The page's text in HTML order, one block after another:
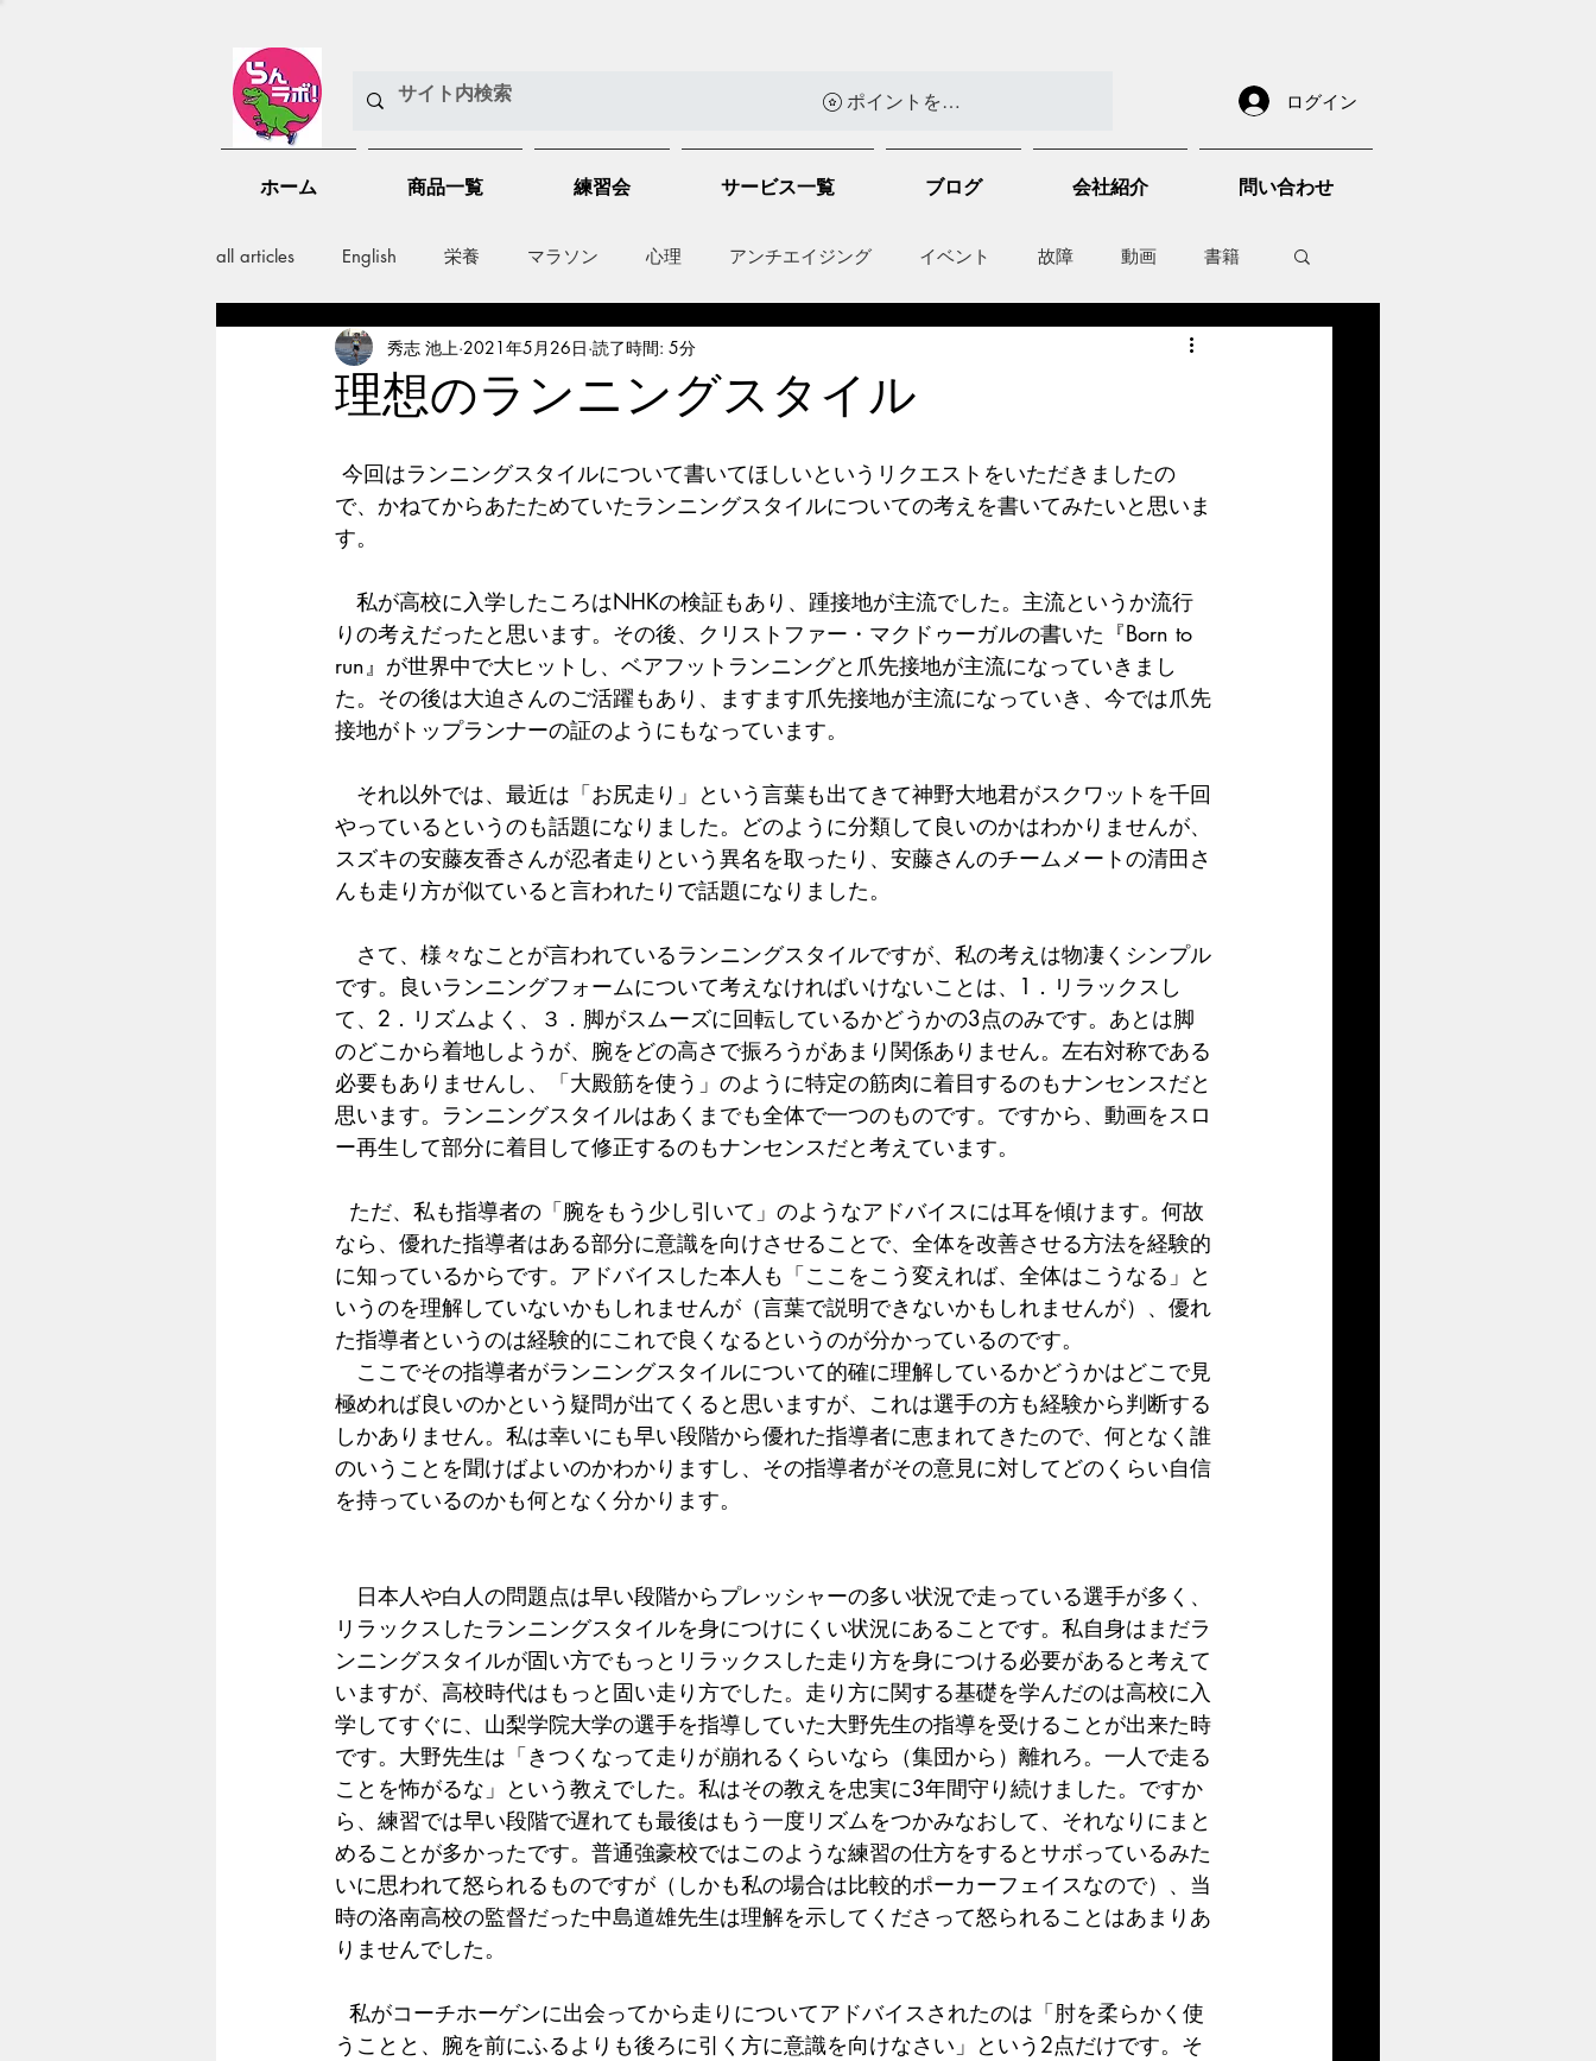
ポイントを表示 ログイン
ホーム 商品一覧 練習会 サービス一覧 ブログ 会社紹介 問い合わせ
all articles English 栄養 マラソン 心理 アンチエイジング イベント 故障 動画 書籍
メンバー紹介 Nutrition anti-inflammation
理想のランニングスタイル
秀志 池上 2021年5月26日 読了時間: 5分
で、かねてからあたためていたランニングスタイルについての考えを書いてみたいと思いま
す。
私が高校に入学したころはNHKの検証もあり、踵接地が主流でした。主流というか流行
りの考えだったと思います。その後、クリストファー・マクドゥーガルの書いた『Born to
run』が世界中で大ヒットし、ベアフットランニングと爪先接地が主流になっていきまし
た。その後は大迫さんのご活躍もあり、ますます爪先接地が主流になっていき、今では爪先
接地がトップランナーの証のようにもなっています。
それ以外では、最近は「お尻走り」という言葉も出てきて神野大地君がスクワットを千回
やっているというのも話題になりました。どのように分類して良いのかはわかりませんが、
スズキの安藤友香さんが忍者走りという異名を取ったり、安藤さんのチームメートの清田さ
んも走り方が似ていると言われたりで話題になりました。
さて、様々なことが言われているランニングスタイルですが、私の考えは物凄くシンプル
です。良いランニングフォームについて考えなければいけないことは、1．リラックスし
て、2．リズムよく、３．脚がスムーズに回転しているかどうかの3点のみです。あとは脚
のどこから着地しようが、腕をどの高さで振ろうがあまり関係ありません。左右対称である
必要もありませんし、「大殿筋を使う」のように特定の筋肉に着目するのもナンセンスだと
思います。ランニングスタイルはあくまでも全体で一つのものです。ですから、動画をスロ
ー再生して部分に着目して修正するのもナンセンスだと考えています。
なら、優れた指導者はある部分に意識を向けさせることで、全体を改善させる方法を経験的
に知っているからです。アドバイスした本人も「ここをこう変えれば、全体はこうなる」と
いうのを理解していないかもしれませんが（言葉で説明できないかもしれませんが）、優れ
た指導者というのは経験的にこれで良くなるというのが分かっているのです。
ここでその指導者がランニングスタイルについて的確に理解しているかどうかはどこで見
極めれば良いのかという疑問が出てくると思いますが、これは選手の方も経験から判断する
しかありません。私は幸いにも早い段階から優れた指導者に恵まれてきたので、何となく誰
のいうことを聞けばよいのかわかりますし、その指導者がその意見に対してどのくらい自信
を持っているのかも何となく分かります。
日本人や白人の問題点は早い段階からプレッシャーの多い状況で走っている選手が多く、
リラックスしたランニングスタイルを身につけにくい状況にあることです。私自身はまだラ
ンニングスタイルが固い方でもっとリラックスした走り方を身につける必要があると考えて
いますが、高校時代はもっと固い走り方でした。走り方に関する基礎を学んだのは高校に入
学してすぐに、山梨学院大学の選手を指導していた大野先生の指導を受けることが出来た時
です。大野先生は「きつくなって走りが崩れるくらいなら（集団から）離れろ。一人で走る
ことを怖がるな」という教えでした。私はその教えを忠実に3年間守り続けました。ですか
ら、練習では早い段階で遅れても最後はもう一度リズムをつかみなおして、それなりにまと
めることが多かったです。普通強豪校ではこのような練習の仕方をするとサボっているみた
いに思われて怒られるものですが（しかも私の場合は比較的ポーカーフェイスなので）、当
時の洛南高校の監督だった中島道雄先生は理解を示してくださって怒られることはあまりあ
りませんでした。
うことと、腕を前にふるよりも後ろに引く方に意識を向けなさい」という2点だけです。そ